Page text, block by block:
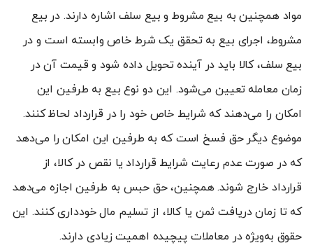
مواد همچنین به بیع مشروط و بیع سلف اشاره دارند. در بیع
مشروط، اجرای بیع به تحقق یک شرط خاص وابسته است و در
بیع سلف، کالا باید در آینده تحویل داده شود و قیمت آن در
زمان معامله تعیین می‌شود. این دو نوع بیع به طرفین این
امکان را می‌دهند که شرایط خاص خود را در قرارداد لحاظ کنند.
موضوع دیگر حق فسخ است که به طرفین این امکان را می‌دهد
که در صورت عدم رعایت شرایط قرارداد یا نقص در کالا، از
قرارداد خارج شوند. همچنین، حق حبس به طرفین اجازه می‌دهد
که تا زمان دریافت ثمن یا کالا، از تسلیم مال خودداری کنند. این
حقوق به‌ویژه در معاملات پیچیده اهمیت زیادی دارند.